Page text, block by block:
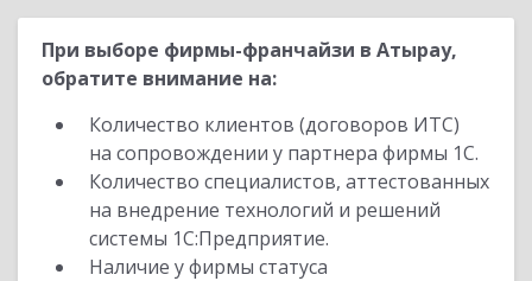
При выборе фирмы-франчайзи в Атырау,
обратите внимание на:
Количество клиентов (договоров ИТС)
на сопровождении у партнера фирмы 1С.
Количество специалистов, аттестованных
на внедрение технологий и решений
системы 1С:Предприятие.
Наличие у фирмы статуса